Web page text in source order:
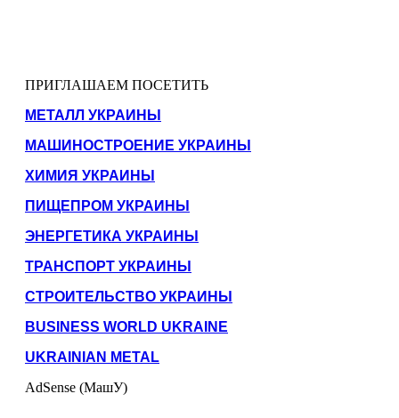
ПРИГЛАШАЕМ ПОСЕТИТЬ
МЕТАЛЛ УКРАИНЫ
МАШИНОСТРОЕНИЕ УКРАИНЫ
ХИМИЯ УКРАИНЫ
ПИЩЕПРОМ УКРАИНЫ
ЭНЕРГЕТИКА УКРАИНЫ
ТРАНСПОРТ УКРАИНЫ
СТРОИТЕЛЬСТВО УКРАИНЫ
BUSINESS WORLD UKRAINE
UKRAINIAN METAL
AdSense (МашУ)